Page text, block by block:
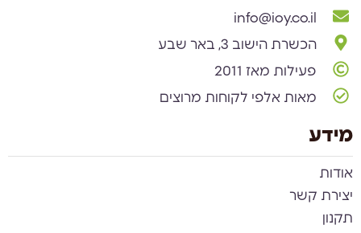
info@ioy.co.il
הכשרת הישוב 3, באר שבע
פעילות מאז 2011
מאות אלפי לקוחות מרוצים
מידע
אודות
יצירת קשר
תקנון